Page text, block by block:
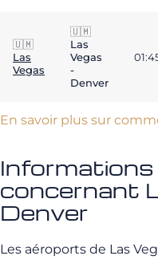
🇺🇲
Las
Vegas
🇺🇲
Las
Vegas
-
Denver
En savoir plus sur
concernant
Denver
Les aéroports de Las